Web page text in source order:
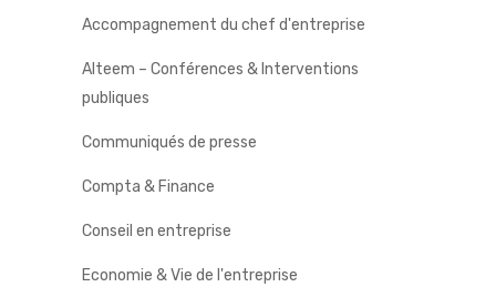
Accompagnement du chef d'entreprise
Alteem – Conférences & Interventions
publiques
Communiqués de presse
Compta & Finance
Conseil en entreprise
Economie & Vie de l'entreprise